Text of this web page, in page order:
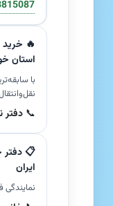
🔥
استان
با
📞 دفتر
📋 دفتر
ایران